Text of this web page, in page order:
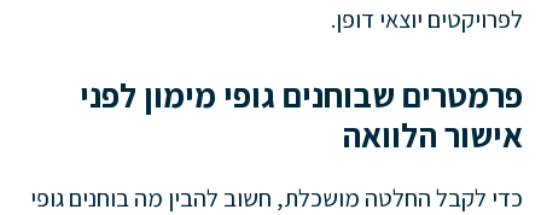
לפרויקטים יוצאי דופן.
פרמטרים שבוחנים גופי מימון לפני
אישור הלוואה
כדי לקבל החלטה מושכלת, חשוב להבין מה בוחנים גופי